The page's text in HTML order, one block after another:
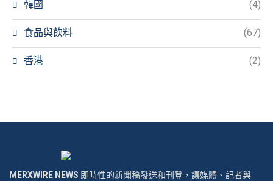
韓國 (4)
食品與飲料 (67)
香港 (2)
MERXWIRE NEWS 即時性的新聞稿發送和刊登，讓媒體、記者與